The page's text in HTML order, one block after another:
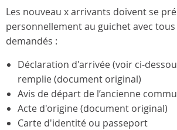
Les nouveau x arrivants doivent se
personnellement au guichet avec
demandés :
Déclaration d'arrivée (voir ci-
remplie (document original)
Avis de départ de l’ancienne
Acte d'origine (document original)
Carte d'identité ou passeport